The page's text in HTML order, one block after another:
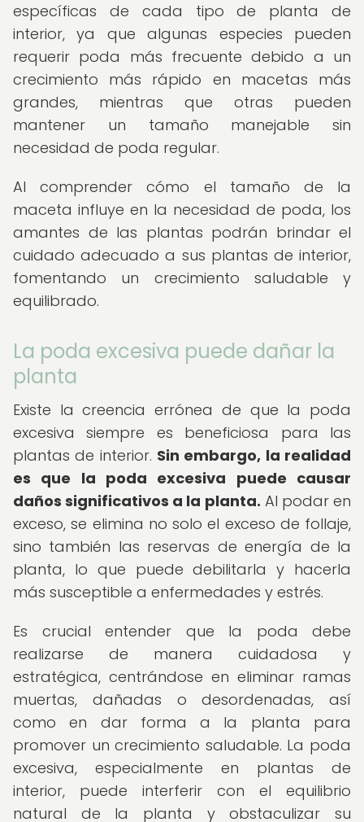
específicas de cada tipo de planta de
interior, ya que algunas especies pueden
requerir poda más frecuente debido a un
crecimiento más rápido en macetas más
grandes, mientras que otras pueden
mantener un tamaño manejable sin
necesidad de poda regular.
Al comprender cómo el tamaño de la
maceta influye en la necesidad de poda, los
amantes de las plantas podrán brindar el
cuidado adecuado a sus plantas de interior,
fomentando un crecimiento saludable y
equilibrado.
La poda excesiva puede dañar la
planta
Existe la creencia errónea de que la poda
excesiva siempre es beneficiosa para las
plantas de interior. Sin embargo, la realidad
es que la poda excesiva puede causar
daños significativos a la planta. Al podar en
exceso, se elimina no solo el exceso de follaje,
sino también las reservas de energía de la
planta, lo que puede debilitarla y hacerla
más susceptible a enfermedades y estrés.
Es crucial entender que la poda debe
realizarse de manera cuidadosa y
estratégica, centrándose en eliminar ramas
muertas, dañadas o desordenadas, así
como en dar forma a la planta para
promover un crecimiento saludable. La poda
excesiva, especialmente en plantas de
interior, puede interferir con el equilibrio
natural de la planta y obstaculizar su